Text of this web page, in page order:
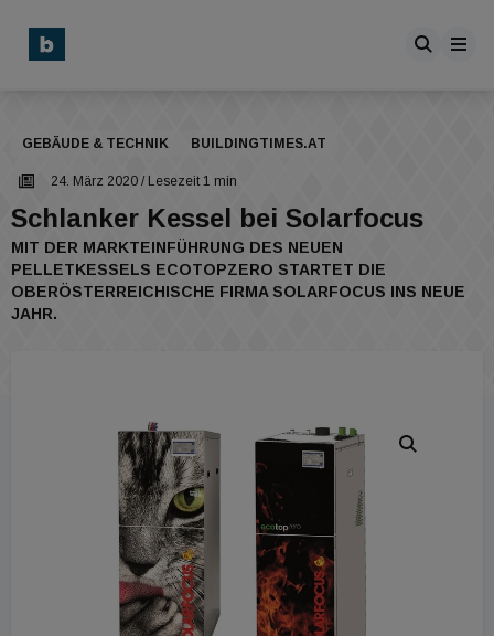
GEBÄUDE & TECHNIK BUILDINGTIMES.AT
24. März 2020 / Lesezeit 1 min
Schlanker Kessel bei Solarfocus
MIT DER MARKTEINFÜHRUNG DES NEUEN
PELLETKESSELS ECOTOPZERO STARTET DIE
OBERÖSTERREICHISCHE FIRMA SOLARFOCUS INS NEUE
JAHR.